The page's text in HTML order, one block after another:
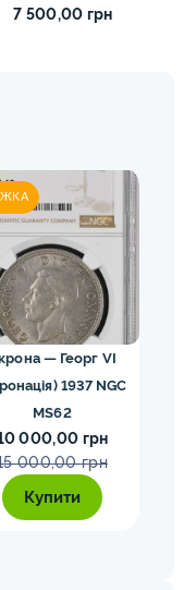
(інвестиційна
7 500,00 грн
— Георг VI
1937 NGC
MS62
000,00 грн
000,00 грн
Купити